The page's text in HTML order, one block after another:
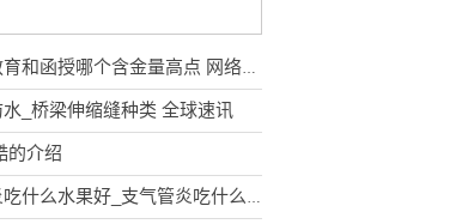
速看：网络教育和函授哪个含金量高点 网络教育和函授哪个含金量高呢
_桥梁伸缩缝种类 全球速讯
的介绍
小孩支气管炎吃什么水果好_支气管炎吃什么水果好